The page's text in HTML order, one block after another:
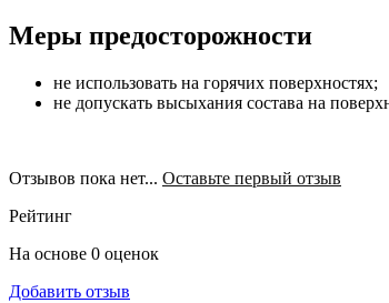
Меры предосторожности
не использовать на горячих поверхностях;
не допускать высыхания состава на
Отзывов пока нет... Оставьте первый отзыв
Рейтинг
На основе 0 оценок
Добавить отзыв